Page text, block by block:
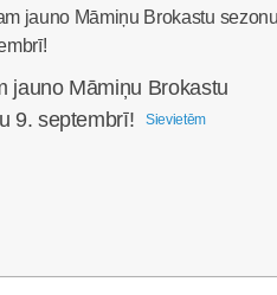
jauno Māmiņu Brokastu
9. septembrī!
Sievietēm